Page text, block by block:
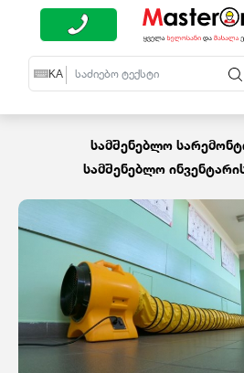
EN KA RU
სამშენებლო
სამშენებლო